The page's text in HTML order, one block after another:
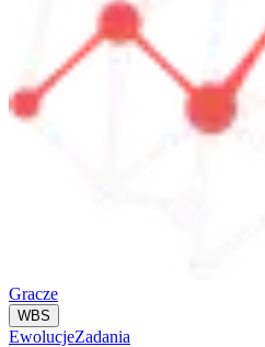
Gracze
WBS
EwolucjeZadania